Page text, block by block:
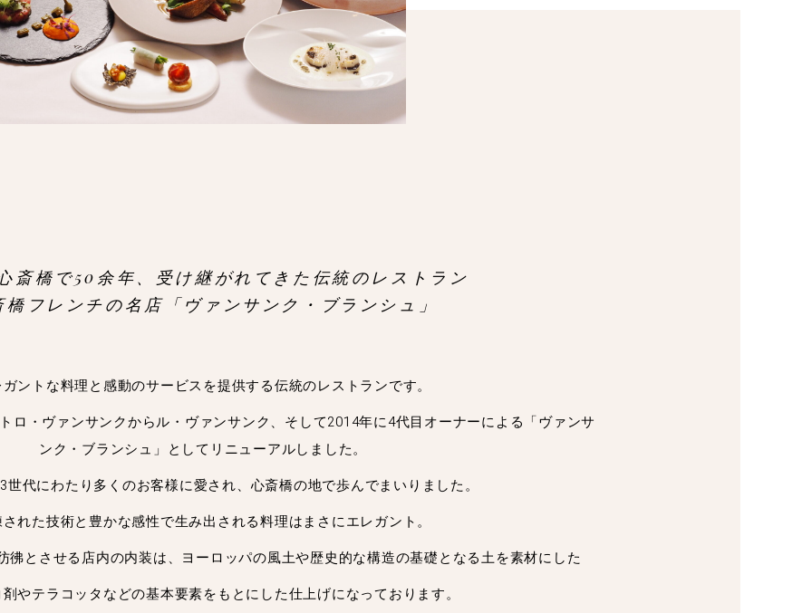
斎橋で50余年、受け継がれてきた伝統のレストラン
橋フレンチの名店「ヴァンサンク・ブランシュ」
ントな料理と感動のサービスを提供する伝統のレストランです。
ロ・ヴァンサンクからル・ヴァンサンク、そして2014年に4代目オーナーによる「ヴァンサ
ンク・ブランシュ」としてリニューアルしました。
世代にわたり多くのお客様に愛され、心斎橋の地で歩んでまいりました。
れた技術と豊かな感性で生み出される料理はまさにエレガント。
彿とさせる店内の内装は、ヨーロッパの風土や歴史的な構造の基礎となる土を素材にした
やテラコッタなどの基本要素をもとにした仕上げになっております。